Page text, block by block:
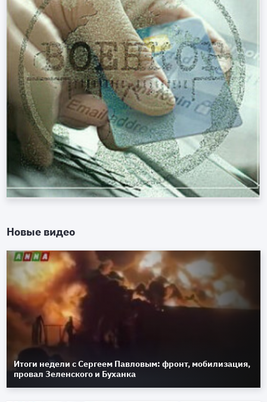
Новые видео
Итоги недели с Сергеем Павловым: фронт, мобилизация,
провал Зеленского и Буханка